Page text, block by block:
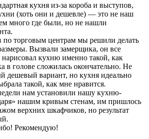
кухня из-за короба и выступов,
(хоть они и дешевле) — это не наш
много где были, но не нашли
по торговым центрам мы решили делать
Вызвали замерщика, он все
кухню именно такой, как
в голове сложилась окончательно. Не
дешевый вариант, но кухня идеально
такой, как мне нравится.
нам установили нашу кухню-
нашим кривым стенам, им пришлось
верхних шкафчиков, но результат
Рекомендую!